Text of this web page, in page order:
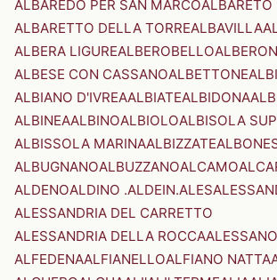
ALBAREDO PER SAN MARCOALBARETO
ALBARETTO DELLA TORREALBAVILLA
ALBERA LIGUREALBEROBELLO
ALBESE CON CASSANOALBETTONEALBI
ALBIANO D'IVREAALBIATEALBIDONA
ALBINEAALBINOALBIOLOALBISOLA
ALBISSOLA MARINAALBIZZATE
ALBUGNANOALBUZZANOALCAMO
ALDENOALDINO .ALDEIN.ALES
ALESSANDRIA DEL CARRETTO
ALESSANDRIA DELLA ROCCAALESSANO
ALFEDENAALFIANELLOALFIANO NATTA